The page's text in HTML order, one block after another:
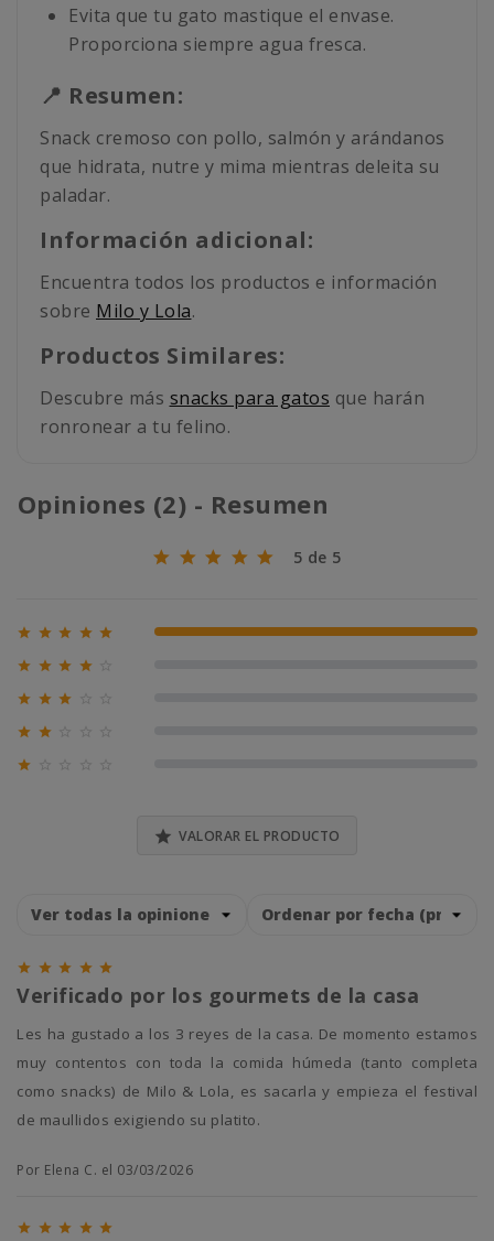
Evita que tu gato mastique el envase.
Proporciona siempre agua fresca.
📍 Resumen:
Snack cremoso con pollo, salmón y arándanos
que hidrata, nutre y mima mientras deleita su
paladar.
Información adicional:
Encuentra todos los productos e información
sobre Milo y Lola.
Productos Similares:
Descubre más snacks para gatos que harán
ronronear a tu felino.
Opiniones (2) - Resumen
5 de 5
     100% (2)
   
  
 

 VALORAR EL PRODUCTO
    
Verificado por los gourmets de la casa
Les ha gustado a los 3 reyes de la casa. De momento estamos
muy contentos con toda la comida húmeda (tanto completa
como snacks) de Milo & Lola, es sacarla y empieza el festival
de maullidos exigiendo su platito.
Por Elena C. el 03/03/2026
    